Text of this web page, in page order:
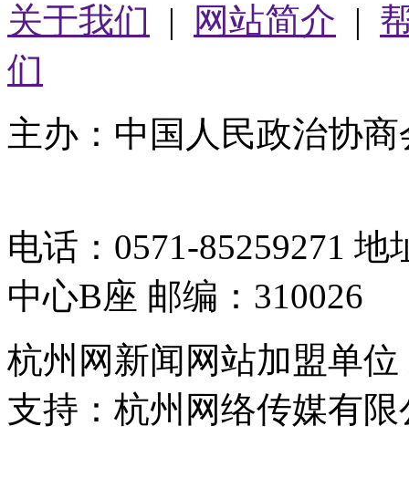
关于我们 | 网站简介 |
们
主办：中国人民政治协
电话：0571-85259271
中心B座 邮编：310026
杭州网新闻网站加盟单
支持：杭州网络传媒有限